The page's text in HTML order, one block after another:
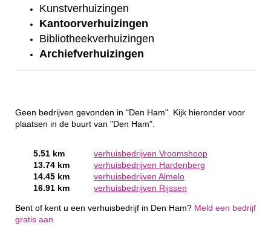
Kunstverhuizingen
Kantoorverhuizingen
Bibliotheekverhuizingen
Archiefverhuizingen
Geen bedrijven gevonden in "Den Ham". Kijk hieronder voor
plaatsen in de buurt van "Den Ham".
5.51 km
verhuisbedrijven Vroomshoop
13.74 km
verhuisbedrijven Hardenberg
14.45 km
verhuisbedrijven Almelo
16.91 km
verhuisbedrijven Rijssen
Bent of kent u een verhuisbedrijf in Den Ham? Meld een bedrijf
gratis aan